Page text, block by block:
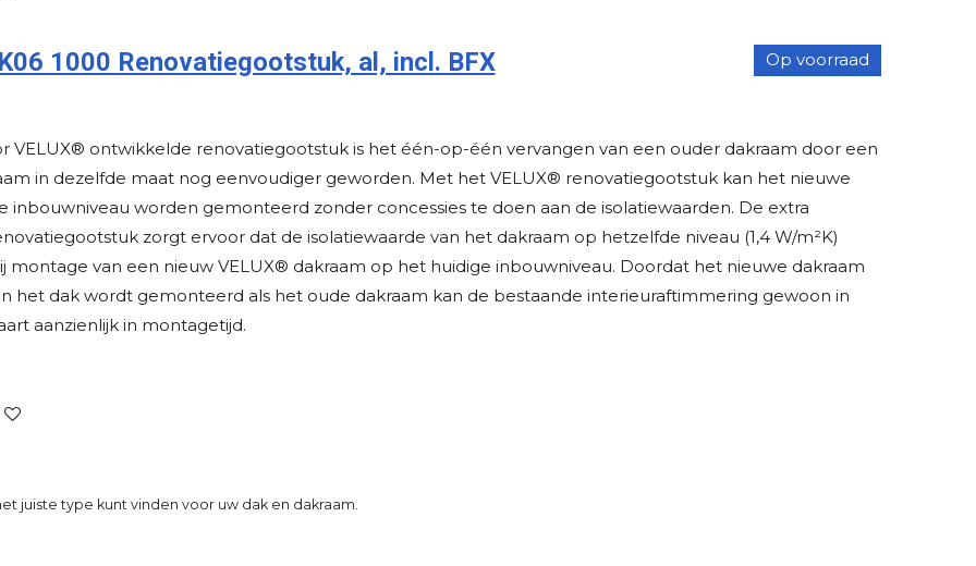
Op voorraad
1000 Renovatiegootstuk, al, incl. BFX
VELUX® ontwikkelde renovatiegootstuk is het één-op-één vervangen van een ouder dakraam door een
in dezelfde maat nog eenvoudiger geworden. Met het VELUX® renovatiegootstuk kan het nieuwe
inbouwniveau worden gemonteerd zonder concessies te doen aan de isolatiewaarden. De extra
zorgt ervoor dat de isolatiewaarde van het dakraam op hetzelfde niveau (1,4 W/m²K)
montage van een nieuw VELUX® dakraam op het huidige inbouwniveau. Doordat het nieuwe dakraam
het dak wordt gemonteerd als het oude dakraam kan de bestaande interieuraftimmering gewoon in
aanzienlijk in montagetijd.
juiste type kunt vinden voor uw dak en dakraam.